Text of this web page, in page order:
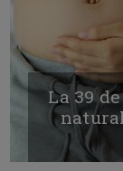
La 39